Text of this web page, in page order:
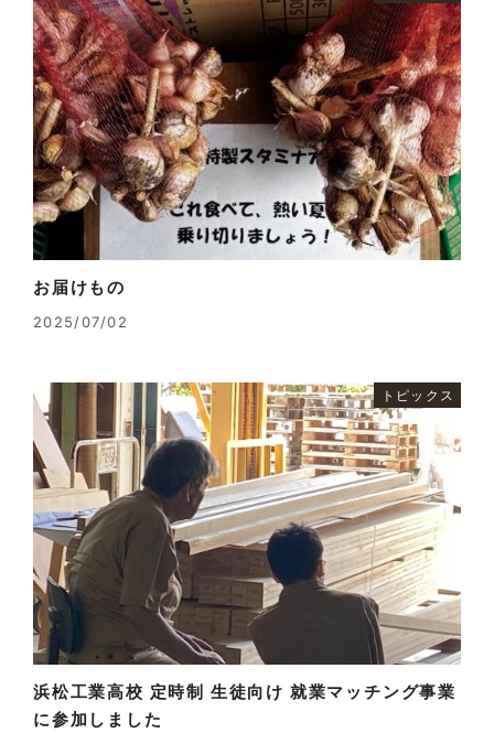
お届けもの
2025/07/02
トピックス
浜松工業高校 定時制 生徒向け 就業マッチング事業
に参加しました